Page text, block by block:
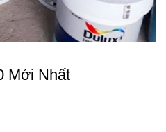
Mới Nhất